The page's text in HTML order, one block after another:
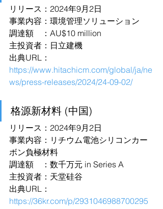
リリース：2024年9月2日
事業内容：環境管理ソリューション
調達額　：AU$10 million
主投資者：日立建機
出典URL：
https://www.hitachicm.com/global/ja/ne
ws/press-releases/2024/24-09-02/
格源新材料 (中国)
リリース：2024年9月2日
事業内容：リチウム電池シリコンカー
ボン負極材料
調達額　：数千万元 in Series A
主投資者：天堂硅谷
出典URL：
https://36kr.com/p/2931046988700295